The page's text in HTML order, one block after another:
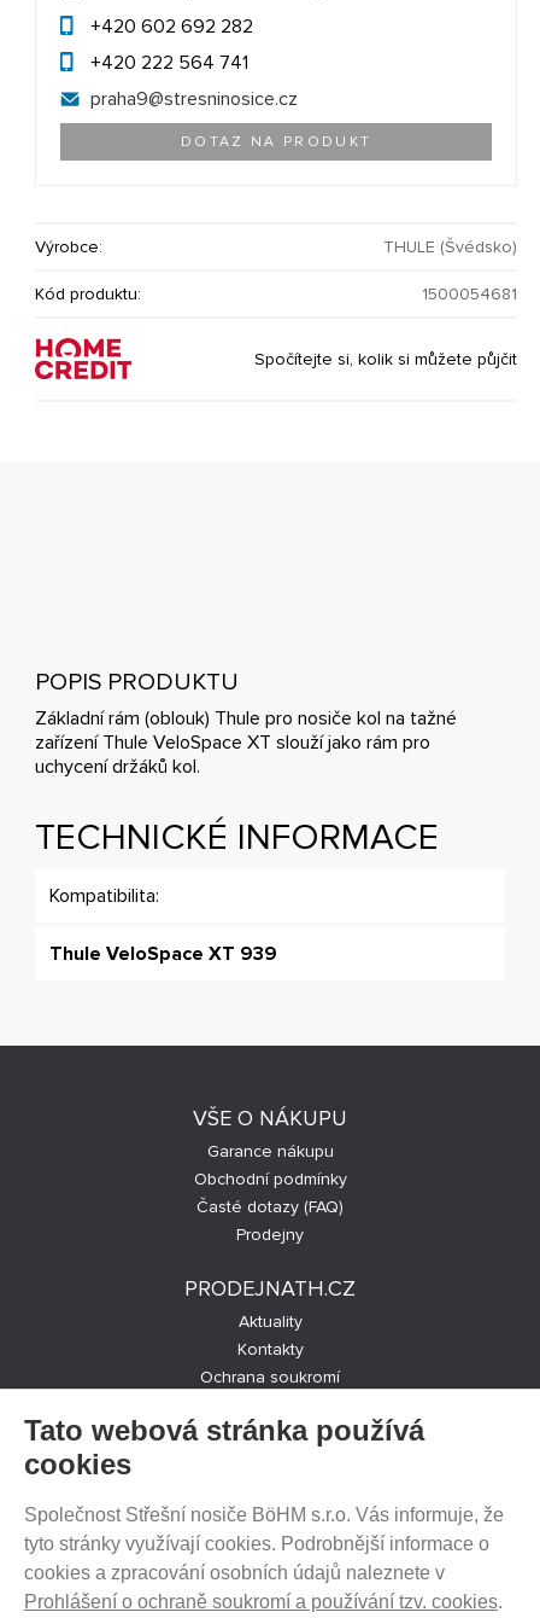
+420 602 692 282
+420 222 564 741
praha9@stresninosice.cz
DOTAZ NA PRODUKT
Výrobce: THULE (Švédsko)
Kód produktu: 1500054681
Spočítejte si, kolik si můžete půjčit
POPIS PRODUKTU
Základní rám (oblouk) Thule pro nosiče kol na tažné
zařízení Thule VeloSpace XT slouží jako rám pro
uchycení držáků kol.
TECHNICKÉ INFORMACE
Kompatibilita:
Thule VeloSpace XT 939
VŠE O NÁKUPU
Garance nákupu
Obchodní podmínky
Časté dotazy (FAQ)
Prodejny
PRODEJNATH.CZ
Aktuality
Kontakty
Ochrana soukromí
SLEDUJTE NÁS NA SOCIÁLNÍCH SÍTÍCH
PRODEJ NA SPLÁTKY
Tato webová stránka používá
cookies
Společnost Střešní nosiče BöHM s.r.o. Vás informuje, že
tyto stránky využívají cookies. Podrobnější informace o
cookies a zpracování osobních údajů naleznete v
Prohlášení o ochraně soukromí a používání tzv. cookies.